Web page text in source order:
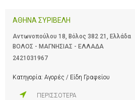
ΑΘΗΝΑ ΣΥΡΙΒΕΛΗ
Αντωνοπούλου 18, Βόλος 382 21, Ελλάδα
ΒΟΛΟΣ - ΜΑΓΝΗΣΙΑΣ - ΕΛΛΑΔΑ
2421031967
Κατηγορία: Αγορές / Είδη Γραφείου
ΠΕΡΙΣΣΟΤΕΡΑ